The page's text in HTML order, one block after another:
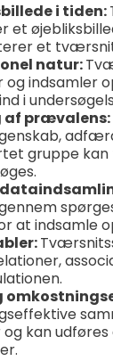
i tiden:
et
et tværsnit
natur:
indsamler
i
af prævalens:
gruppe
at indsamle
kan